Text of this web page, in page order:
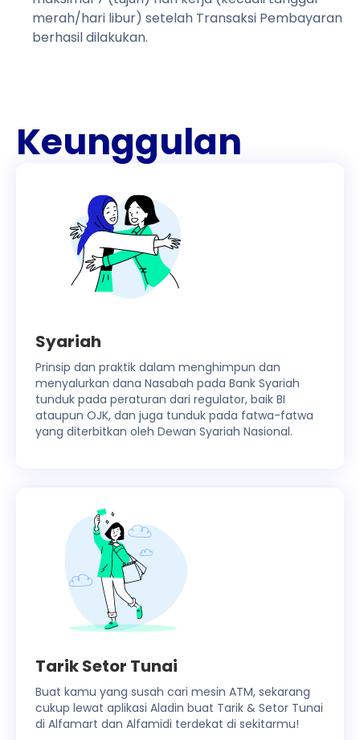
merah/hari libur) setelah Transaksi Pembayaran
berhasil dilakukan.
Keunggulan
Syariah
Prinsip dan praktik dalam menghimpun dan
menyalurkan dana Nasabah pada Bank Syariah
tunduk pada peraturan dari regulator, baik BI
ataupun OJK, dan juga tunduk pada fatwa-fatwa
yang diterbitkan oleh Dewan Syariah Nasional.
Tarik Setor Tunai
Buat kamu yang susah cari mesin ATM, sekarang
cukup lewat aplikasi Aladin buat Tarik & Setor Tunai
di Alfamart dan Alfamidi terdekat di sekitarmu!